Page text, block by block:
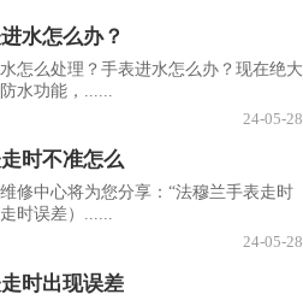
水怎么办？
怎么处理？手表进水怎么办？现在绝大
水功能，......
24-05-28
时不准怎么
修中心将为您分享：“法穆兰手表走时
时误差）......
24-05-28
时出现误差